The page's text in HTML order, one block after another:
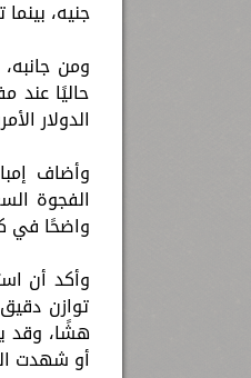
جنيه، بينما
ومن
حاليًا
الدولار
وأضاف
واضحًا في
توازن
هشًا، وقد
أو شهدت